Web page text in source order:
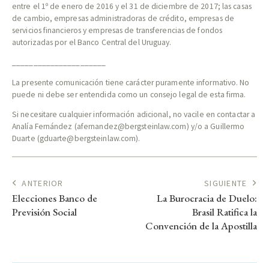
entre el 1º de enero de 2016 y el 31 de diciembre de 2017; las casas
de cambio, empresas administradoras de crédito, empresas de
servicios financieros y empresas de transferencias de fondos
autorizadas por el Banco Central del Uruguay.
La presente comunicación tiene carácter puramente informativo. No
puede ni debe ser entendida como un consejo legal de esta firma.
Si necesitare cualquier información adicional, no vacile en contactar a
Analía Fernández (afernandez@bergsteinlaw.com) y/o a Guillermo
Duarte (gduarte@bergsteinlaw.com).
ANTERIOR
Elecciones Banco de
Previsión Social
SIGUIENTE
La Burocracia de Duelo:
Brasil Ratifica la
Convención de la Apostilla